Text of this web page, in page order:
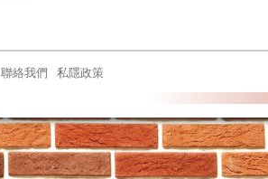
聯絡我們 私隱政策